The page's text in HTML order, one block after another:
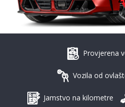
Provjerena
Vozila od
Jamstvo na kilometre